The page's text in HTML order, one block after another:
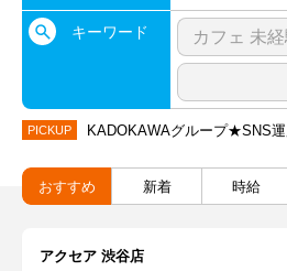
キーワード
PICKUP KADOKAWAグループ★SNS運
おすすめ 新着 時給
アクセア 渋谷店